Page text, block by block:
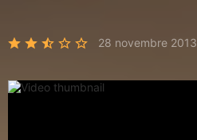
28 novembre 2013